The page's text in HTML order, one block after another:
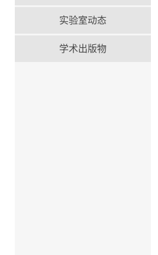
实验室动态
学术出版物